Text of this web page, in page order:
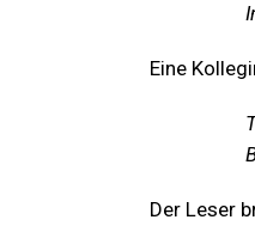
Eine
DerLeser